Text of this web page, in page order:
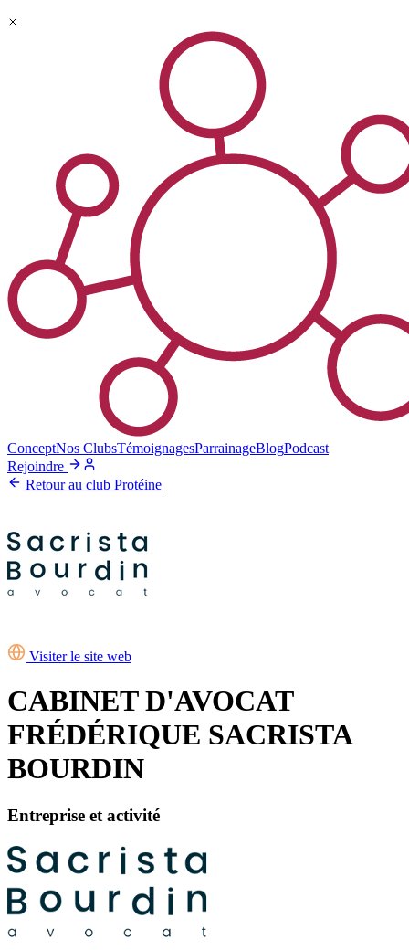
ConceptNos ClubsTémoignagesParrainageBlogPodcast
Rejoindre
Retour au club Protéine
Visiter le site web
CABINET D'AVOCAT
FRÉDÉRIQUE SACRISTA
BOURDIN
Entreprise et activité